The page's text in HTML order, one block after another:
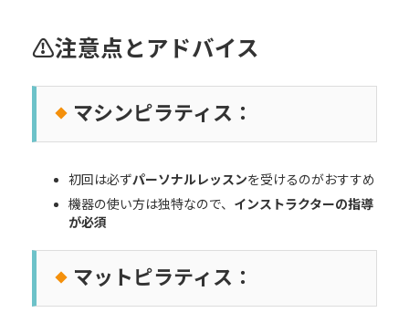
⚠注意点とアドバイス
マシンピラティス：
初回は必ずパーソナルレッスンを受けるのがおすすめ
機器の使い方は独特なので、 インストラクターの指導
が必須
マットピラティス：